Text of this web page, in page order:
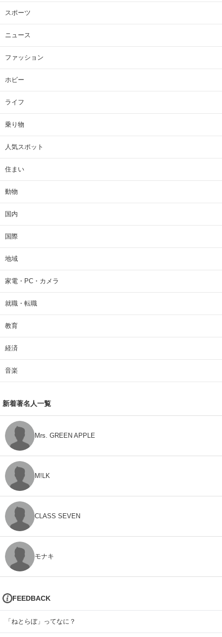
スポーツ
ニュース
ファッション
ホビー
ライフ
乗り物
人気スポット
住まい
動物
国内
国際
地域
家電・PC・カメラ
就職・転職
教育
経済
音楽
新着著名人一覧
Mrs. GREEN APPLE
M!LK
CLASS SEVEN
モナキ
FEEDBACK
「ねとらぼ」ってなに？